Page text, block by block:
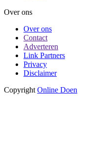
Over ons
Over ons
Contact
Adverteren
Link Partners
Privacy
Disclaimer
Copyright Online Doen